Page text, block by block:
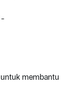
-
membantu